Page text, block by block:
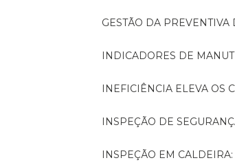
GESTÃO DA
INDICADORES DE
INEFICIÊNCIA ELEVA OS
INSPEÇÃO DE
INSPEÇÃO EM